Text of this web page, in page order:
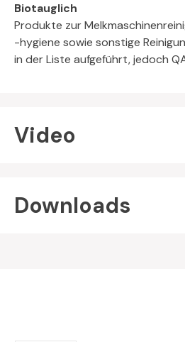
Biotauglich
Produkte zur
-hygiene sowie sonstige
in der Liste aufgeführt, jedoch
Video
Downloads